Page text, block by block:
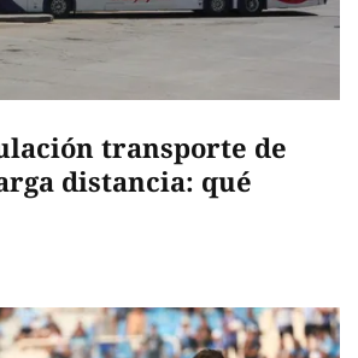
transporte de
distancia: qué